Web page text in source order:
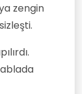
zengin